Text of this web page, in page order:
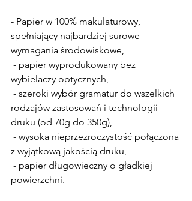
- Papier w 100% makulaturowy,
spełniający najbardziej surowe
wymagania środowiskowe,
wybielaczy optycznych,
rodzajów zastosowań i technologii
druku (od 70g do 350g),
z wyjątkową jakością druku,
powierzchni.